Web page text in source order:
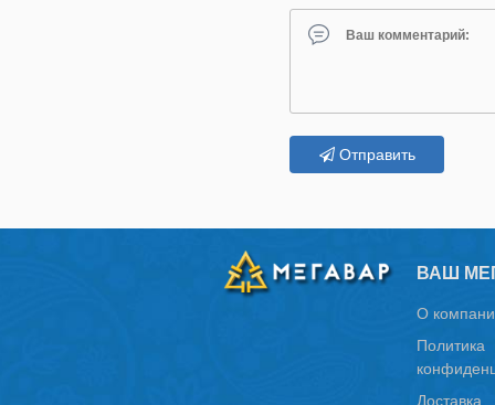
Отправить
ВАШ
О
Политика
Доставка